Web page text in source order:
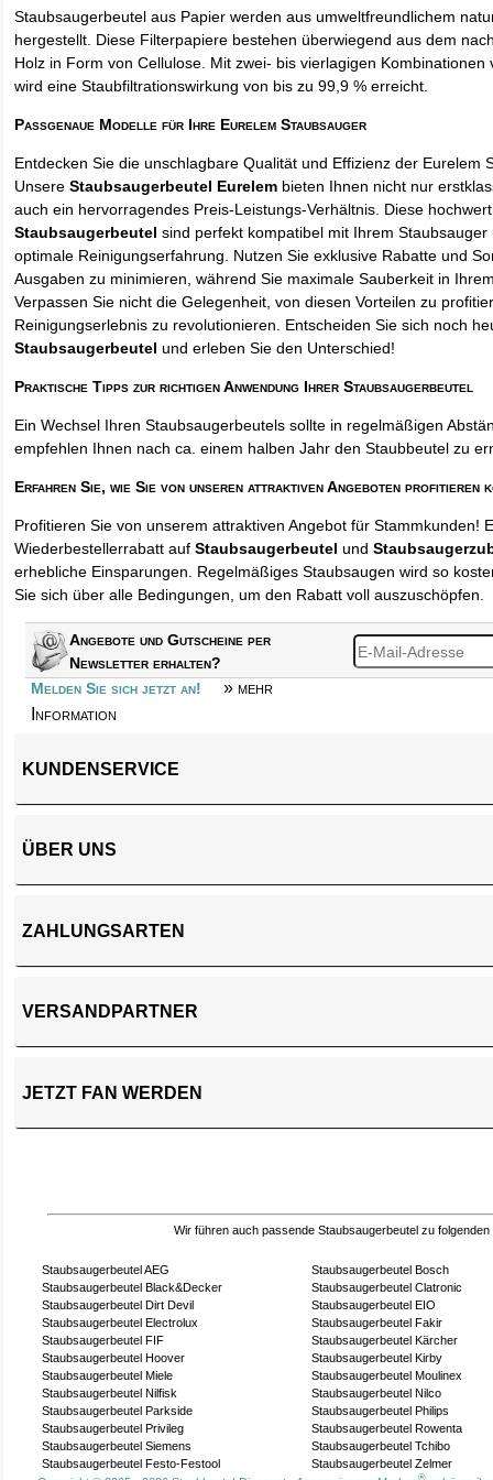
Staubsaugerbeutel aus Papier werden aus umweltfreundlichem
hergestellt. Diese Filterpapiere bestehen überwiegend aus dem
Holz in Form von Cellulose. Mit zwei- bis vierlagigen Kombinationen
wird eine Staubfiltrationswirkung von bis zu 99,9 % erreicht.
Passgenaue Modelle für Ihre Eurelem Staubsauger
Entdecken Sie die unschlagbare Qualität und Effizienz der Eurelem
UnsereStaubsaugerbeutel Eurelem bieten Ihnen nicht nur
auch ein hervorragendes Preis-Leistungs-Verhältnis. Diese
Staubsaugerbeutel sind perfekt kompatibel mit Ihrem
optimale Reinigungserfahrung. Nutzen Sie exklusive Rabatte und
Ausgaben zu minimieren, während Sie maximale Sauberkeit in
Verpassen Sie nicht die Gelegenheit, von diesen Vorteilen zu
Reinigungserlebnis zu revolutionieren. Entscheiden Sie sich noch
Staubsaugerbeutel und erleben Sie den Unterschied!
Praktische Tipps zur richtigen Anwendung Ihrer Staubsaugerbeutel
Ein Wechsel Ihren Staubsaugerbeutels sollte in regelmäßigen
empfehlen Ihnen nach ca. einem halben Jahr den Staubbeutel zu
Erfahren Sie, wie Sie von unseren attraktiven Angeboten profitieren
Profitieren Sie von unserem attraktiven Angebot für Stammkunden!
Wiederbestellerrabatt aufStaubsaugerbeutel und
erhebliche Einsparungen. Regelmäßiges Staubsaugen wird so
Sie sich über alle Bedingungen, um den Rabatt voll auszuschöpfen.
Angebote und Gutscheine per
Newsletter erhalten?
Melden Sie sich jetzt an!
» mehr
Information
KUNDENSERVICE
ÜBER UNS
ZAHLUNGSARTEN
VERSANDPARTNER
JETZT FAN WERDEN
Wir führen auch passende Staubsaugerbeutel zu folgenden
Staubsaugerbeutel AEG
Staubsaugerbeutel Bosch
Staubsaugerbeutel Black&Decker
Staubsaugerbeutel Clatronic
Staubsaugerbeutel Dirt Devil
Staubsaugerbeutel EIO
Staubsaugerbeutel Electrolux
Staubsaugerbeutel Fakir
Staubsaugerbeutel FIF
Staubsaugerbeutel Kärcher
Staubsaugerbeutel Hoover
Staubsaugerbeutel Kirby
Staubsaugerbeutel Miele
Staubsaugerbeutel Moulinex
Staubsaugerbeutel Nilfisk
Staubsaugerbeutel Nilco
Staubsaugerbeutel Parkside
Staubsaugerbeutel Philips
Staubsaugerbeutel Privileg
Staubsaugerbeutel Rowenta
Staubsaugerbeutel Siemens
Staubsaugerbeutel Tchibo
Staubsaugerbeutel Festo-Festool
Staubsaugerbeutel Zelmer
®